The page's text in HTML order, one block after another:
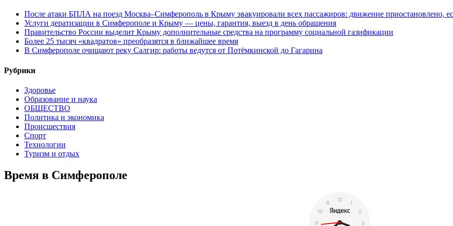
После атаки БПЛА на поезд Москва–Симферополь в Крыму эвакуировали всех пассажиров: движение приостановлено,
Услуги дератизации в Симферополе и Крыму — цены, гарантия, выезд в день обращения
Правительство России выделит Крыму дополнительные средства на программу социальной газификации
Более 25 тысяч «квадратов» преобразятся в ближайшее время
В Симферополе очищают реку Салгир: работы ведутся от Потёмкинской до Гагарина
Рубрики
Здоровье
Образование и наука
ОБЩЕСТВО
Политика и экономика
Происшествия
Спорт
Технологии
Туризм и отдых
Время в Симферополе